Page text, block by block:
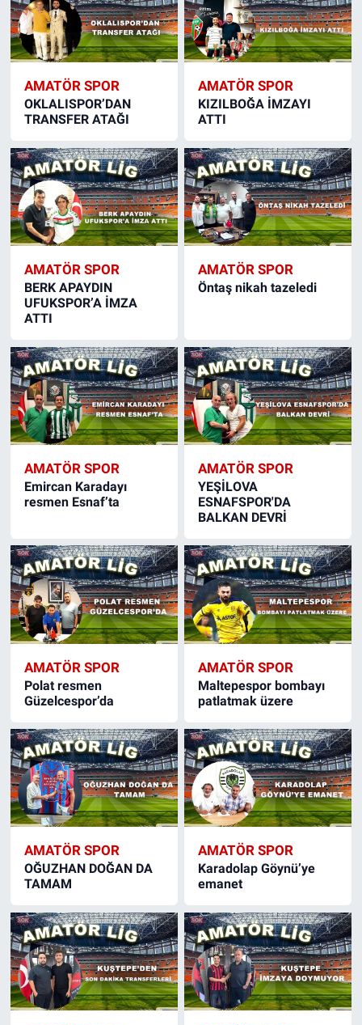
AMATÖR SPOR
OKLALISPOR’DAN
TRANSFER ATAĞI
AMATÖR SPOR
KIZILBOĞA İMZAYI
ATTI
AMATÖR SPOR
BERK APAYDIN
UFUKSPOR’A İMZA
ATTI
AMATÖR SPOR
Öntaş nikah tazeledi
AMATÖR SPOR
Emircan Karadayı
resmen Esnaf’ta
AMATÖR SPOR
YEŞİLOVA
ESNAFSPOR'DA
BALKAN DEVRİ
AMATÖR SPOR
Polat resmen
Güzelcespor’da
AMATÖR SPOR
Maltepespor bombayı
patlatmak üzere
AMATÖR SPOR
OĞUZHAN DOĞAN DA
TAMAM
AMATÖR SPOR
Karadolap Göynü’ye
emanet